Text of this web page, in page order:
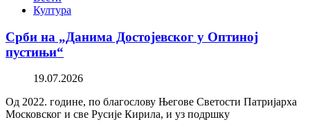
Култура
Срби на „Данима Достојевског у Оптиној
пустињи“
19.07.2026
Од 2022. године, по благослову Његове Светости Патријарха
Московског и све Русије Кирила, и уз подршку